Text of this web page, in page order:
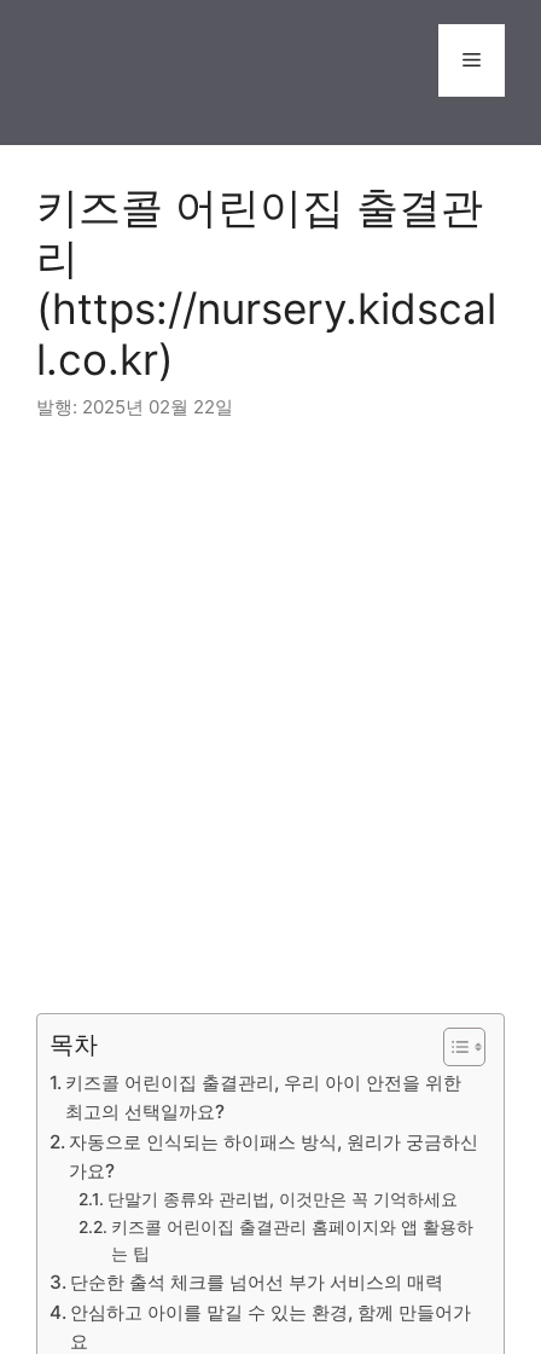
Menu
키즈콜 어린이집 출결관
리
(https://nursery.kidscal
l.co.kr)
2025년 02월 22일
목차
키즈콜 어린이집 출결관리, 우리 아이 안전을 위한
최고의 선택일까요?
자동으로 인식되는 하이패스 방식, 원리가 궁금하신
가요?
단말기 종류와 관리법, 이것만은 꼭 기억하세요
키즈콜 어린이집 출결관리 홈페이지와 앱 활용하
는 팁
단순한 출석 체크를 넘어선 부가 서비스의 매력
안심하고 아이를 맡길 수 있는 환경, 함께 만들어가
요